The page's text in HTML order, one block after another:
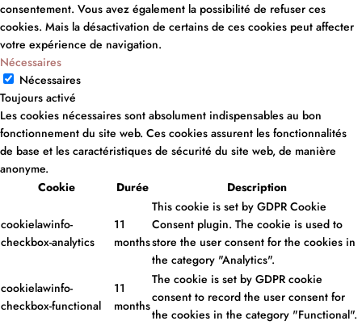
consentement. Vous avez également la possibilité de refuser ces
cookies. Mais la désactivation de certains de ces cookies peut affecter
votre expérience de navigation.
Nécessaires
Nécessaires
Toujours activé
Les cookies nécessaires sont absolument indispensables au bon
fonctionnement du site web. Ces cookies assurent les fonctionnalités
de base et les caractéristiques de sécurité du site web, de manière
anonyme.
Cookie
Durée Description
cookielawinfo-
checkbox-analytics
11
months
This cookie is set by GDPR Cookie
Consent plugin. The cookie is used to
store the user consent for the cookies in
the category "Analytics".
cookielawinfo-
checkbox-functional
11
months
The cookie is set by GDPR cookie
consent to record the user consent for
the cookies in the category "Functional".